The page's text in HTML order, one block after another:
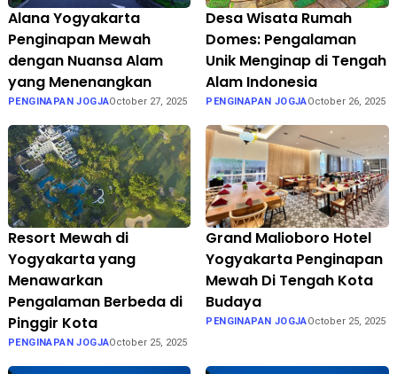
Alana Yogyakarta
Penginapan Mewah
dengan Nuansa Alam
yang Menenangkan
PENGINAPAN JOGJAOctober 27, 2025
Desa Wisata Rumah
Domes: Pengalaman
Unik Menginap di Tengah
Alam Indonesia
PENGINAPAN JOGJAOctober 26, 2025
Resort Mewah di
Yogyakarta yang
Menawarkan
Pengalaman Berbeda di
Pinggir Kota
PENGINAPAN JOGJAOctober 25, 2025
Grand Malioboro Hotel
Yogyakarta Penginapan
Mewah Di Tengah Kota
Budaya
PENGINAPAN JOGJAOctober 25, 2025